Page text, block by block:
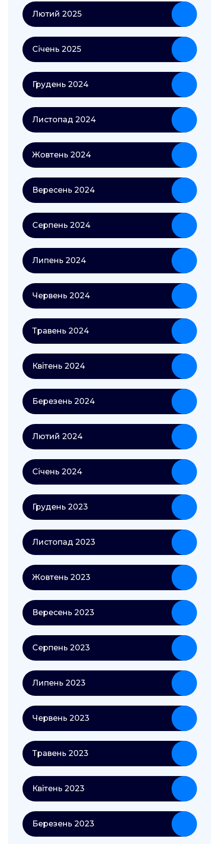
Лютий 2025
Січень 2025
Грудень 2024
Листопад 2024
Жовтень 2024
Вересень 2024
Серпень 2024
Липень 2024
Червень 2024
Травень 2024
Квітень 2024
Березень 2024
Лютий 2024
Січень 2024
Грудень 2023
Листопад 2023
Жовтень 2023
Вересень 2023
Серпень 2023
Липень 2023
Червень 2023
Травень 2023
Квітень 2023
Березень 2023